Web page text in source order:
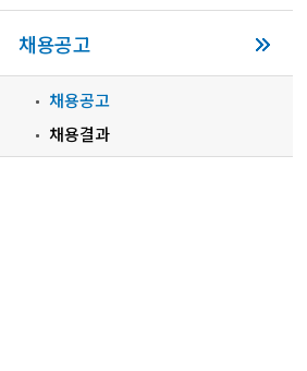
채용공고
채용공고
채용결과